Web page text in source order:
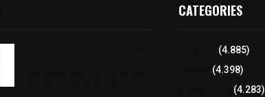
CATEGORIES
(4.885)
(4.398)
(4.283)